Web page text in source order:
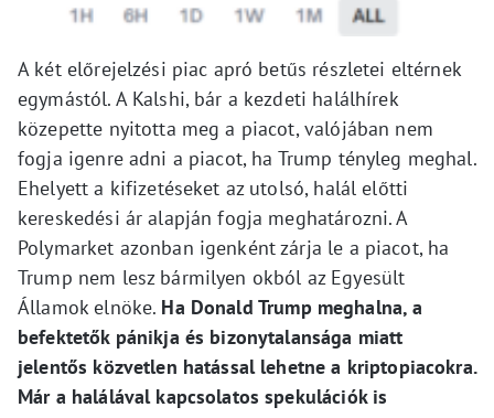
A két előrejelzési piac apró betűs részletei eltérnek
egymástól. A Kalshi, bár a kezdeti halálhírek
közepette nyitotta meg a piacot, valójában nem
fogja igenre adni a piacot, ha Trump tényleg meghal.
Ehelyett a kifizetéseket az utolsó, halál előtti
kereskedési ár alapján fogja meghatározni. A
Polymarket azonban igenként zárja le a piacot, ha
Trump nem lesz bármilyen okból az Egyesült
Államok elnöke. Ha Donald Trump meghalna, a
befektetők pánikja és bizonytalansága miatt
jelentős közvetlen hatással lehetne a kriptopiacokra.
Már a halálával kapcsolatos spekulációk is